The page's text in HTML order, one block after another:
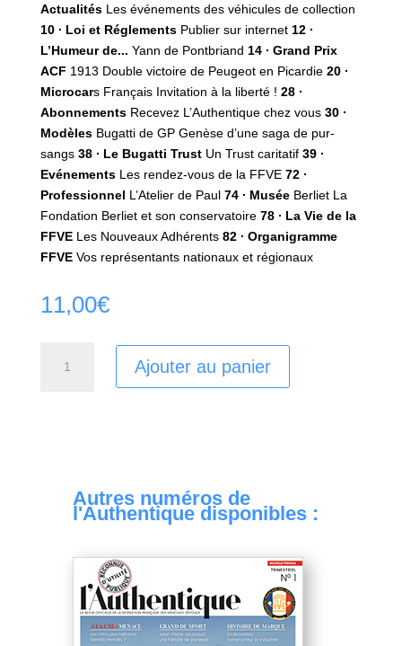
ActualitésLes événements des véhicules de collection
10 ∙ Loi et RéglementsPublier sur internet 12 ∙
L’Humeur de... Yann de Pontbriand 14 ∙ Grand Prix
ACF 1913 Double victoire de Peugeot en Picardie 20 ∙
Microcars Français Invitation à la liberté ! 28 ∙
AbonnementsRecevez L’Authentique chez vous 30 ∙
ModèlesBugatti de GP Genèse d’une saga de pur-
sangs 38 ∙ Le Bugatti TrustUn Trust caritatif 39 ∙
EvénementsLes rendez-vous de la FFVE 72 ∙
Professionnel L’Atelier de Paul 74 ∙ MuséeBerliet La
Fondation Berliet et son conservatoire 78 ∙ La Vie de la
FFVELes Nouveaux Adhérents 82 ∙ Organigramme
FFVEVos représentants nationaux et régionaux
11,00€
Ajouter au panier
Autres numéros de
l'Authentique disponibles :